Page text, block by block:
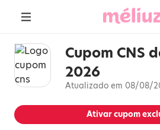
Cupom CNS
2026
Atualizado em 08/08/
Ativar cupom